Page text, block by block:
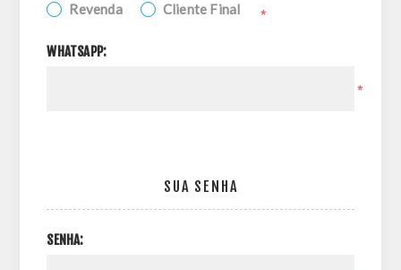
Revenda Cliente Final *
WHATSAPP:
*
SUA SENHA
SENHA: